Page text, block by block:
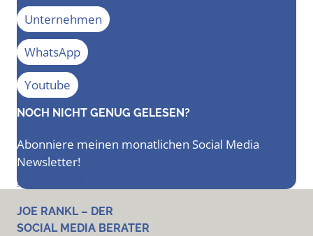
Unternehmen
WhatsApp
Youtube
NOCH NICHT GENUG GELESEN?
Abonniere meinen monatlichen Social Media
Newsletter!
Newsletter bestellen
JOE RANKL – DER
SOCIAL MEDIA BERATER